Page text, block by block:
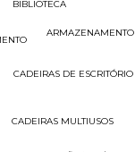
BIBLIOTECA
ARMAZENAMENTO
CADEIRAS DE ESCRITÓRIO
CADEIRAS MULTIUSOS